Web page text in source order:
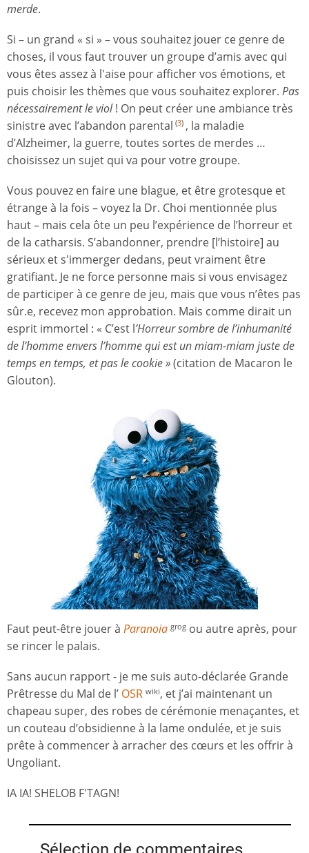
merde.
Si – un grand « si » – vous souhaitez jouer ce genre de
choses, il vous faut trouver un groupe d’amis avec qui
vous êtes assez à l'aise pour afficher vos émotions, et
puis choisir les thèmes que vous souhaitez explorer. Pas
nécessairement le viol! On peut créer une ambiance très
sinistre avec l’abandon parental (3) , la maladie
d’Alzheimer, la guerre, toutes sortes de merdes …
choisissez un sujet qui va pour votre groupe.
Vous pouvez en faire une blague, et être grotesque et
étrange à la fois – voyez la Dr. Choi mentionnée plus
haut – mais cela ôte un peu l’expérience de l’horreur et
de la catharsis. S’abandonner, prendre [l’histoire] au
sérieux et s'immerger dedans, peut vraiment être
gratifiant. Je ne force personne mais si vous envisagez
de participer à ce genre de jeu, mais que vous n’êtes pas
sûr.e, recevez mon approbation. Mais comme dirait un
esprit immortel : « C’est l’Horreur sombre de l’inhumanité
de l’homme envers l’homme qui est un miam-miam juste de
temps en temps, et pas le cookie »(citation de Macaron le
Glouton).
Faut peut-être jouer à Paranoia grog ou autre après, pour
se rincer le palais.
Sans aucun rapport - je me suis auto-déclarée Grande
Prêtresse du Mal de l’ OSR wiki, et j’ai maintenant un
chapeau super, des robes de cérémonie menaçantes, et
un couteau d’obsidienne à la lame ondulée, et je suis
prête à commencer à arracher des cœurs et les offrir à
Ungoliant.
IA IA! SHELOB F'TAGN!